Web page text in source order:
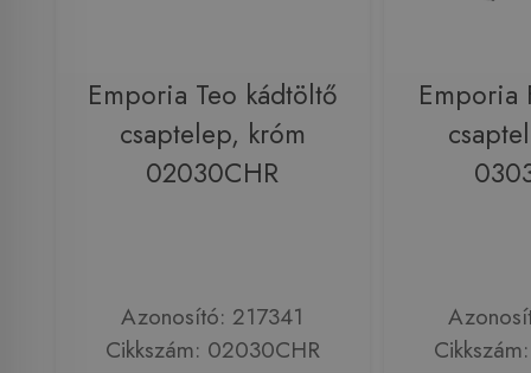
Emporia Teo kádtöltő
csaptelep, króm
02030CHR
Azonosító: 217341
Cikkszám: 02030CHR
Emporia